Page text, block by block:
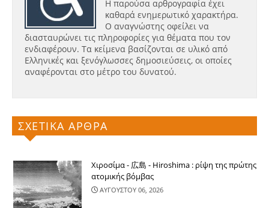
Η παρούσα αρθρογραφία έχει
καθαρά ενημερωτικό χαρακτήρα.
Ο αναγνώστης οφείλει να
διασταυρώνει τις πληροφορίες για θέματα που τον
ενδιαφέρουν. Τα κείμενα βασίζονται σε υλικό από
Ελληνικές και ξενόγλωσσες δημοσιεύσεις, οι οποίες
αναφέρονται στο μέτρο του δυνατού.
ΣΧΕΤΙΚΑ ΑΡΘΡΑ
Χιροσίμα - 広島 - Hiroshima : ρίψη της πρώτης
ατομικής βόμβας
ΑΥΓΟΥΣΤΟΥ 06, 2026